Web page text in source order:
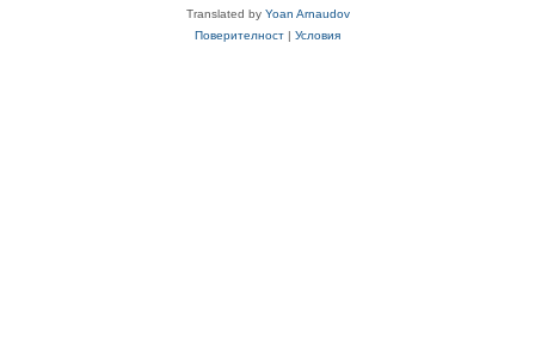
Translated by Yoan Arnaudov
Поверителност | Условия